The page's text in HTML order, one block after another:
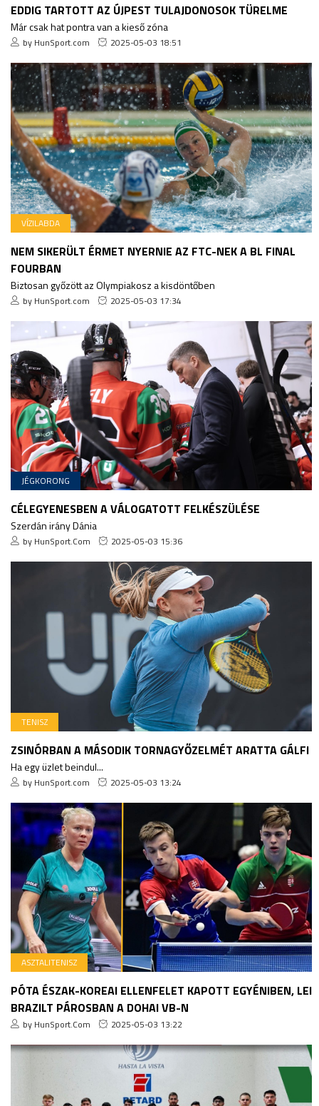
EDDIG TARTOTT AZ ÚJPEST TULAJDONOSOK TÜRELME
Már csak hat pontra van a kieső zóna
by HunSport.com 2025-05-03 18:51
VÍZILABDA
NEM SIKERÜLT ÉRMET NYERNIE AZ FTC-NEK A BL FINAL
FOURBAN
Biztosan győzött az Olympiakosz a kisdöntőben
by HunSport.com 2025-05-03 17:34
JÉGKORONG
CÉLEGYENESBEN A VÁLOGATOTT FELKÉSZÜLÉSE
Szerdán irány Dánia
by HunSport.Com 2025-05-03 15:36
TENISZ
ZSINÓRBAN A MÁSODIK TORNAGYŐZELMÉT ARATTA GÁLFI
Ha egy üzlet beindul...
by HunSport.com 2025-05-03 13:24
ASZTALITENISZ
PÓTA ÉSZAK-KOREAI ELLENFELET KAPOTT EGYÉNIBEN, LEI
BRAZILT PÁROSBAN A DOHAI VB-N
by HunSport.Com 2025-05-03 13:22